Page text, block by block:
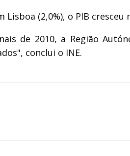
Lisboa (2,0%), o PIB
de 2010, a Região
conclui o INE.